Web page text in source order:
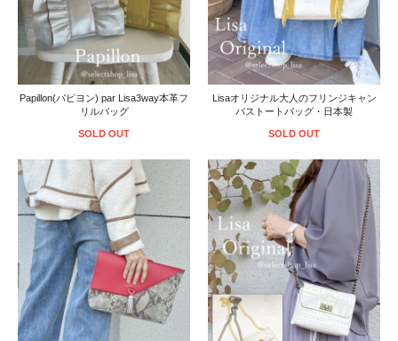
Papillon(パピヨン) par Lisa3way本革フ
リルバッグ
SOLD OUT
Lisaオリジナル大人のフリンジキャン
バストートバッグ・日本製
SOLD OUT